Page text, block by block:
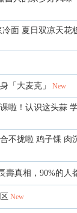
冷面 夏日双凉天花
「大麦克」 New
啦！认识这头蒜
不拢啦 鸡子馃 肉
真相，90%的人
New